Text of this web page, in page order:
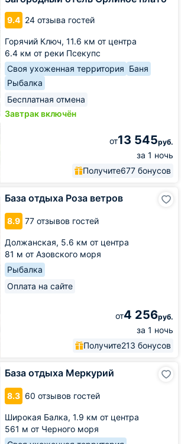
9.4 24 отзыва гостей
Горячий Ключ, 11.6 км от центра
6.4 км от реки Псекупс
Своя ухоженная территория Баня
Рыбалка
Бесплатная отмена
Завтрак включён
от13 545руб.
за 1 ночь
Получите677 бонусов
База отдыха Роза ветров
8.9 77 отзывов гостей
Должанская, 5.6 км от центра
81 м от Азовского моря
Рыбалка
Оплата на сайте
от4 256руб.
за 1 ночь
Получите213 бонусов
База отдыха Меркурий
8.3 60 отзывов гостей
Широкая Балка, 1.9 км от центра
561 м от Черного моря